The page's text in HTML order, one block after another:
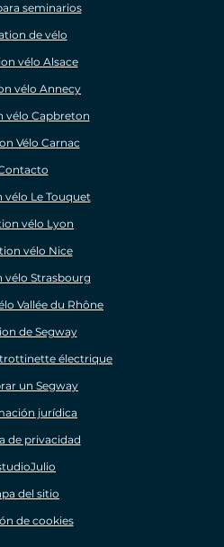
seminarios
de vélo
vélo Alsace
vélo Annecy
vélo Capbreton
Vélo Carnac
vélo Le Touquet
vélo Lyon
vélo Nice
vélo Strasbourg
Vallée du Rhône
de Segway
électrique
un Segway
jurídica
de privacidad
del sitio
de cookies